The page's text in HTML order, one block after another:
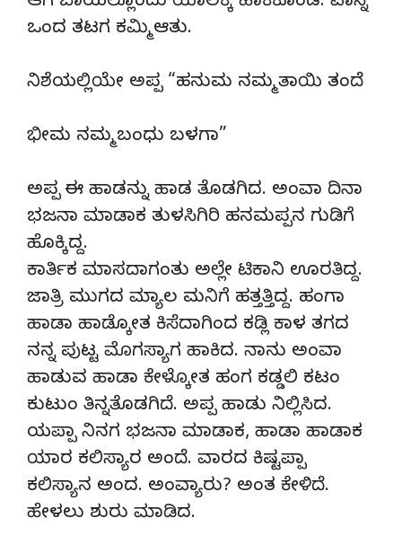
ಒಂದ ತಟಗ ಕಮ್ಮಿ ಆತು.
ನಿಶೆಯಲ್ಲಿಯೇ ಅಪ್ಪ “ಹನುಮ ನಮ್ಮ ತಾಯಿ ತಂದೆ
ಭೀಮ ನಮ್ಮ ಬಂಧು ಬಳಗಾ”
ಅಪ್ಪ ಈ ಹಾಡನ್ನು ಹಾಡ ತೊಡಗಿದ. ಅಂವಾ ದಿನಾ
ಭಜನಾ ಮಾಡಾಕ ತುಳಸಿಗಿರಿ ಹನಮಪ್ಪನ ಗುಡಿಗೆ
ಹೊಕ್ಕಿದ್ದ.
ಕಾರ್ತಿಕ ಮಾಸದಾಗಂತು ಅಲ್ಲೇ ಟಿಕಾನಿ ಊರತಿದ್ದ.
ಜಾತ್ರಿ ಮುಗದ ಮ್ಯಾಲ ಮನಿಗೆ ಹತ್ತತ್ತಿದ್ದ. ಹಂಗಾ
ಹಾಡಾ ಹಾಡ್ಕೋತ ಕಿಸೆದಾಗಿಂದ ಕಡ್ಲಿ ಕಾಳ ತಗದ
ನನ್ನ ಪುಟ್ಟ ಮೊಗಸ್ಯಾಗ ಹಾಕಿದ. ನಾನು ಅಂವಾ
ಹಾಡುವ ಹಾಡಾ ಕೇಳ್ಕೋತ ಹಂಗ ಕಡ್ಡಲಿ ಕಟಂ
ಕುಟುಂ ತಿನ್ನತೊಡಗಿದೆ. ಅಪ್ಪ ಹಾಡು ನಿಲ್ಲಿಸಿದ.
ಯಪ್ಪಾ ನಿನಗ ಭಜನಾ ಮಾಡಾಕ, ಹಾಡಾ ಹಾಡಾಕ
ಯಾರ ಕಲಿಸ್ಯಾರ ಅಂದೆ. ವಾರದ ಕಿಷ್ಟಪ್ಪಾ
ಕಲಿಸ್ಯಾನ ಅಂದ. ಅಂವ್ಯಾರು? ಅಂತ ಕೇಳಿದೆ.
ಹೇಳಲು ಶುರು ಮಾಡಿದ.